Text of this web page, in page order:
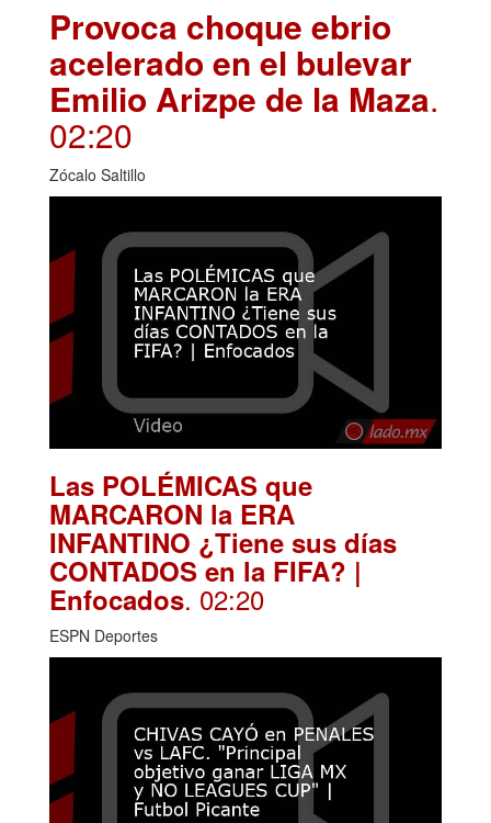
Provoca choque ebrio
acelerado en el bulevar
Emilio Arizpe de la Maza.
02:20
Zócalo Saltillo
Las POLÉMICAS que
MARCARON la ERA
INFANTINO ¿Tiene sus días
CONTADOS en la FIFA? |
Enfocados. 02:20
ESPN Deportes